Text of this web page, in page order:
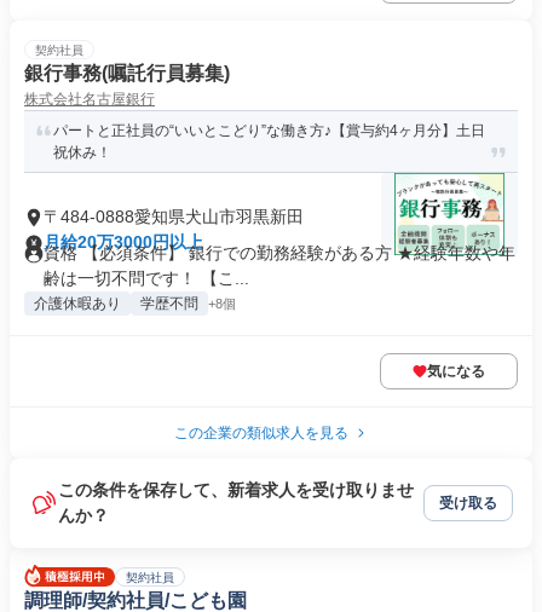
契約社員
銀行事務(嘱託行員募集)
株式会社名古屋銀行
パートと正社員の“いいとこどり”な働き方♪【賞与約4ヶ月分】土日
祝休み！
〒484-0888愛知県犬山市羽黒新田
月給20万3000円以上
資格 【必須条件】 銀行での勤務経験がある方 ★経験年数や年
齢は一切不問です！ 【こ...
介護休暇あり 学歴不問 +8個
気になる
この企業の類似求人を見る
この条件を保存して、新着求人を受け取りませ
んか？
受け取る
契約社員
調理師/契約社員/こども園